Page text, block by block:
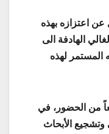
اعتزازه بهذه
الهادفة الى
المستمر لهذه
من الحضور، في
وتشجيع الأبحاث